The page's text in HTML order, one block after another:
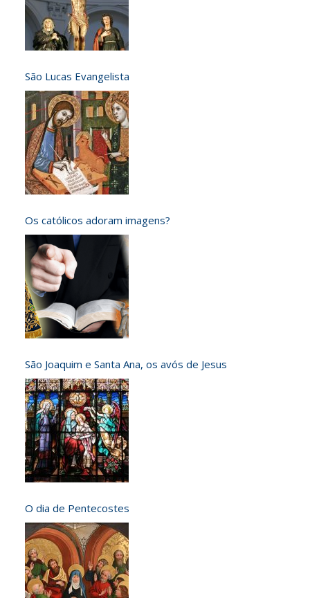
São Lucas Evangelista
Os católicos adoram imagens?
São Joaquim e Santa Ana, os avós de Jesus
O dia de Pentecostes